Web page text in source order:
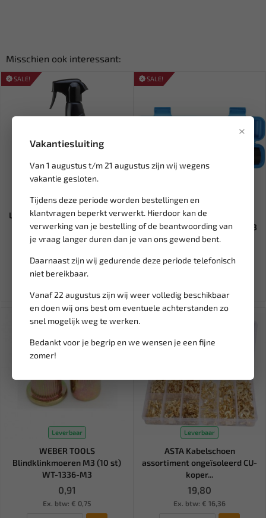
×
Vakantiesluiting
Van 1 augustus t/m 21 augustus zijn wij wegens
vakantie gesloten.
Tijdens deze periode worden bestellingen en
klantvragen beperkt verwerkt. Hierdoor kan de
verwerking van je bestelling of de beantwoording van
je vraag langer duren dan je van ons gewend bent.
Daarnaast zijn wij gedurende deze periode telefonisch
niet bereikbaar.
Vanaf 22 augustus zijn wij weer volledig beschikbaar
en doen wij ons best om eventuele achterstanden zo
snel mogelijk weg te werken.
Bedankt voor je begrip en we wensen je een fijne
zomer!
Misschien ook interessant:
SALE!
Leverbaar
LIQUI MOLY Bike Detailer fiets
500ML LM-6050
Ex. btw: € 10,54
SALE!
BGS 1/4''
Momentschroevendraaier 6,3
mm 1-5 Nm BGS...
Leverbaar
WEBER TOOLS
Blindklinkmoeren M3 (10 st)
WT-1336-M3
0,91
Ex. btw: € 0,75
Leverbaar
ASTA Kabelschoen
assortiment ongeïsoleerd CU-
koper...
19,80
Ex. btw: € 16,36